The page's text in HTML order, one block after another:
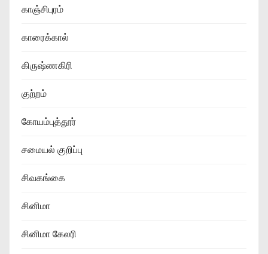
காஞ்சிபுரம்
காரைக்கால்
கிருஷ்ணகிரி
குற்றம்
கோயம்புத்தூர்
சமையல் குறிப்பு
சிவகங்கை
சினிமா
சினிமா கேலரி